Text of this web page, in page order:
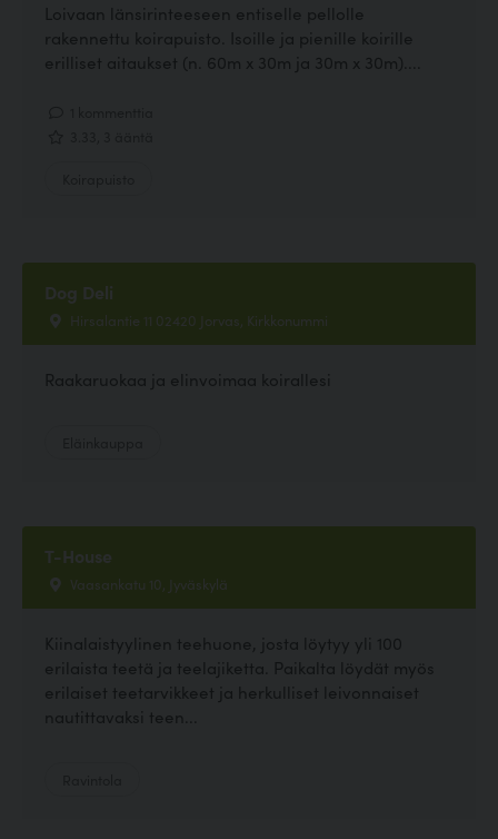
Loivaan länsirinteeseen entiselle pellolle
rakennettu koirapuisto. Isoille ja pienille koirille
erilliset aitaukset (n. 60m x 30m ja 30m x 30m)....
Dog Deli
Hirsalantie 11 02420 Jorvas, Kirkkonummi
Raakaruokaa ja elinvoimaa koirallesi
T-House
Vaasankatu 10, Jyväskylä
Kiinalaistyylinen teehuone, josta löytyy yli 100
erilaista teetä ja teelajiketta. Paikalta löydät myös
erilaiset teetarvikkeet ja herkulliset leivonnaiset
nautittavaksi teen...